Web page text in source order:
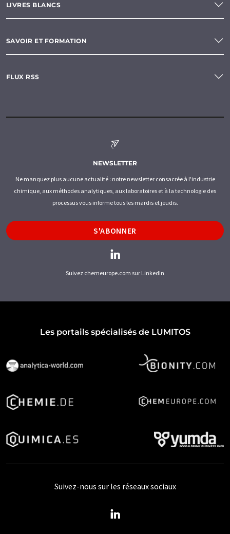
LIVRES BLANCS
SAVOIR ET FORMATION
FLUX RSS
NEWSLETTER
Ne manquez plus aucune actualité : notre newsletter consacrée à l'industrie
chimique, aux méthodes analytiques, aux laboratoires et à la technologie des
processus vous informe tous les mardis et jeudis.
S'ABONNER
Suivez chemeurope.com sur LinkedIn
Les portails spécialisés de LUMITOS
Suivez-nous sur les réseaux sociaux